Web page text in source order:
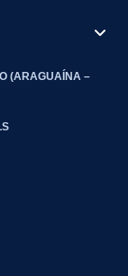
(ARAGUAÍNA –